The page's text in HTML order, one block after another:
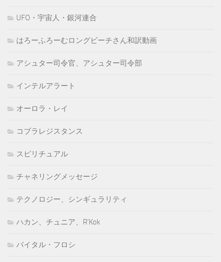
UFO・宇宙人・銀河連合
はろーふろーむロングビーチさん和訳動画
アシュター司令官、アシュター司令部
インテルアラート
オーロラ・レイ
コブラレジスタンス
スピリチュアル
チャネリングメッセージ
テクノロジー、シンギュラリティ
ハカン、チュニア、R'Kok
バイタル・フロシ